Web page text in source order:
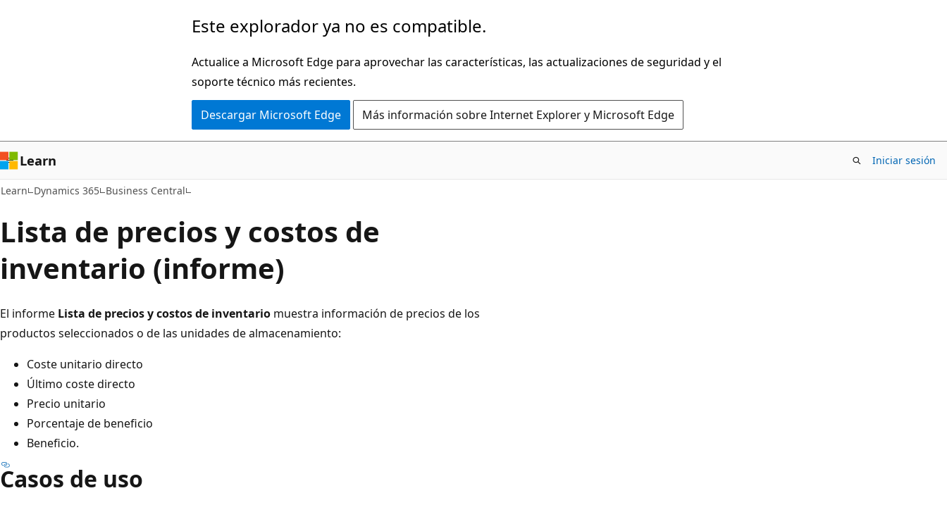
Este explorador ya no es compatible.
Actualice a Microsoft Edge para aprovechar las características, las actualizaciones de seguridad y el
soporte técnico más recientes.
Descargar Microsoft Edge Más información sobre Internet Explorer y Microsoft Edge
Learn Iniciar sesión
Learn Dynamics 365 Business Central
Lista de precios y costos de
inventario (informe)
El informe Lista de precios y costos de inventario muestra información de precios de los
productos seleccionados o de las unidades de almacenamiento:
Coste unitario directo
Último coste directo
Precio unitario
Porcentaje de beneficio
Beneficio.
Casos de uso